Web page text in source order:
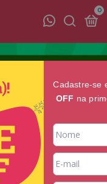
0
Cadastre-se
OFF na